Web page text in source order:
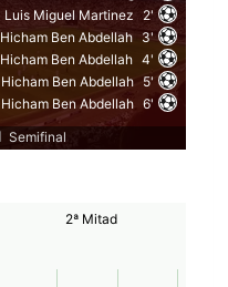
Luis Miguel Martinez 2'
Hicham Ben Abdellah 3'
Hicham Ben Abdellah 4'
Hicham Ben Abdellah 5'
Hicham Ben Abdellah 6'
Semifinal
2ª Mitad